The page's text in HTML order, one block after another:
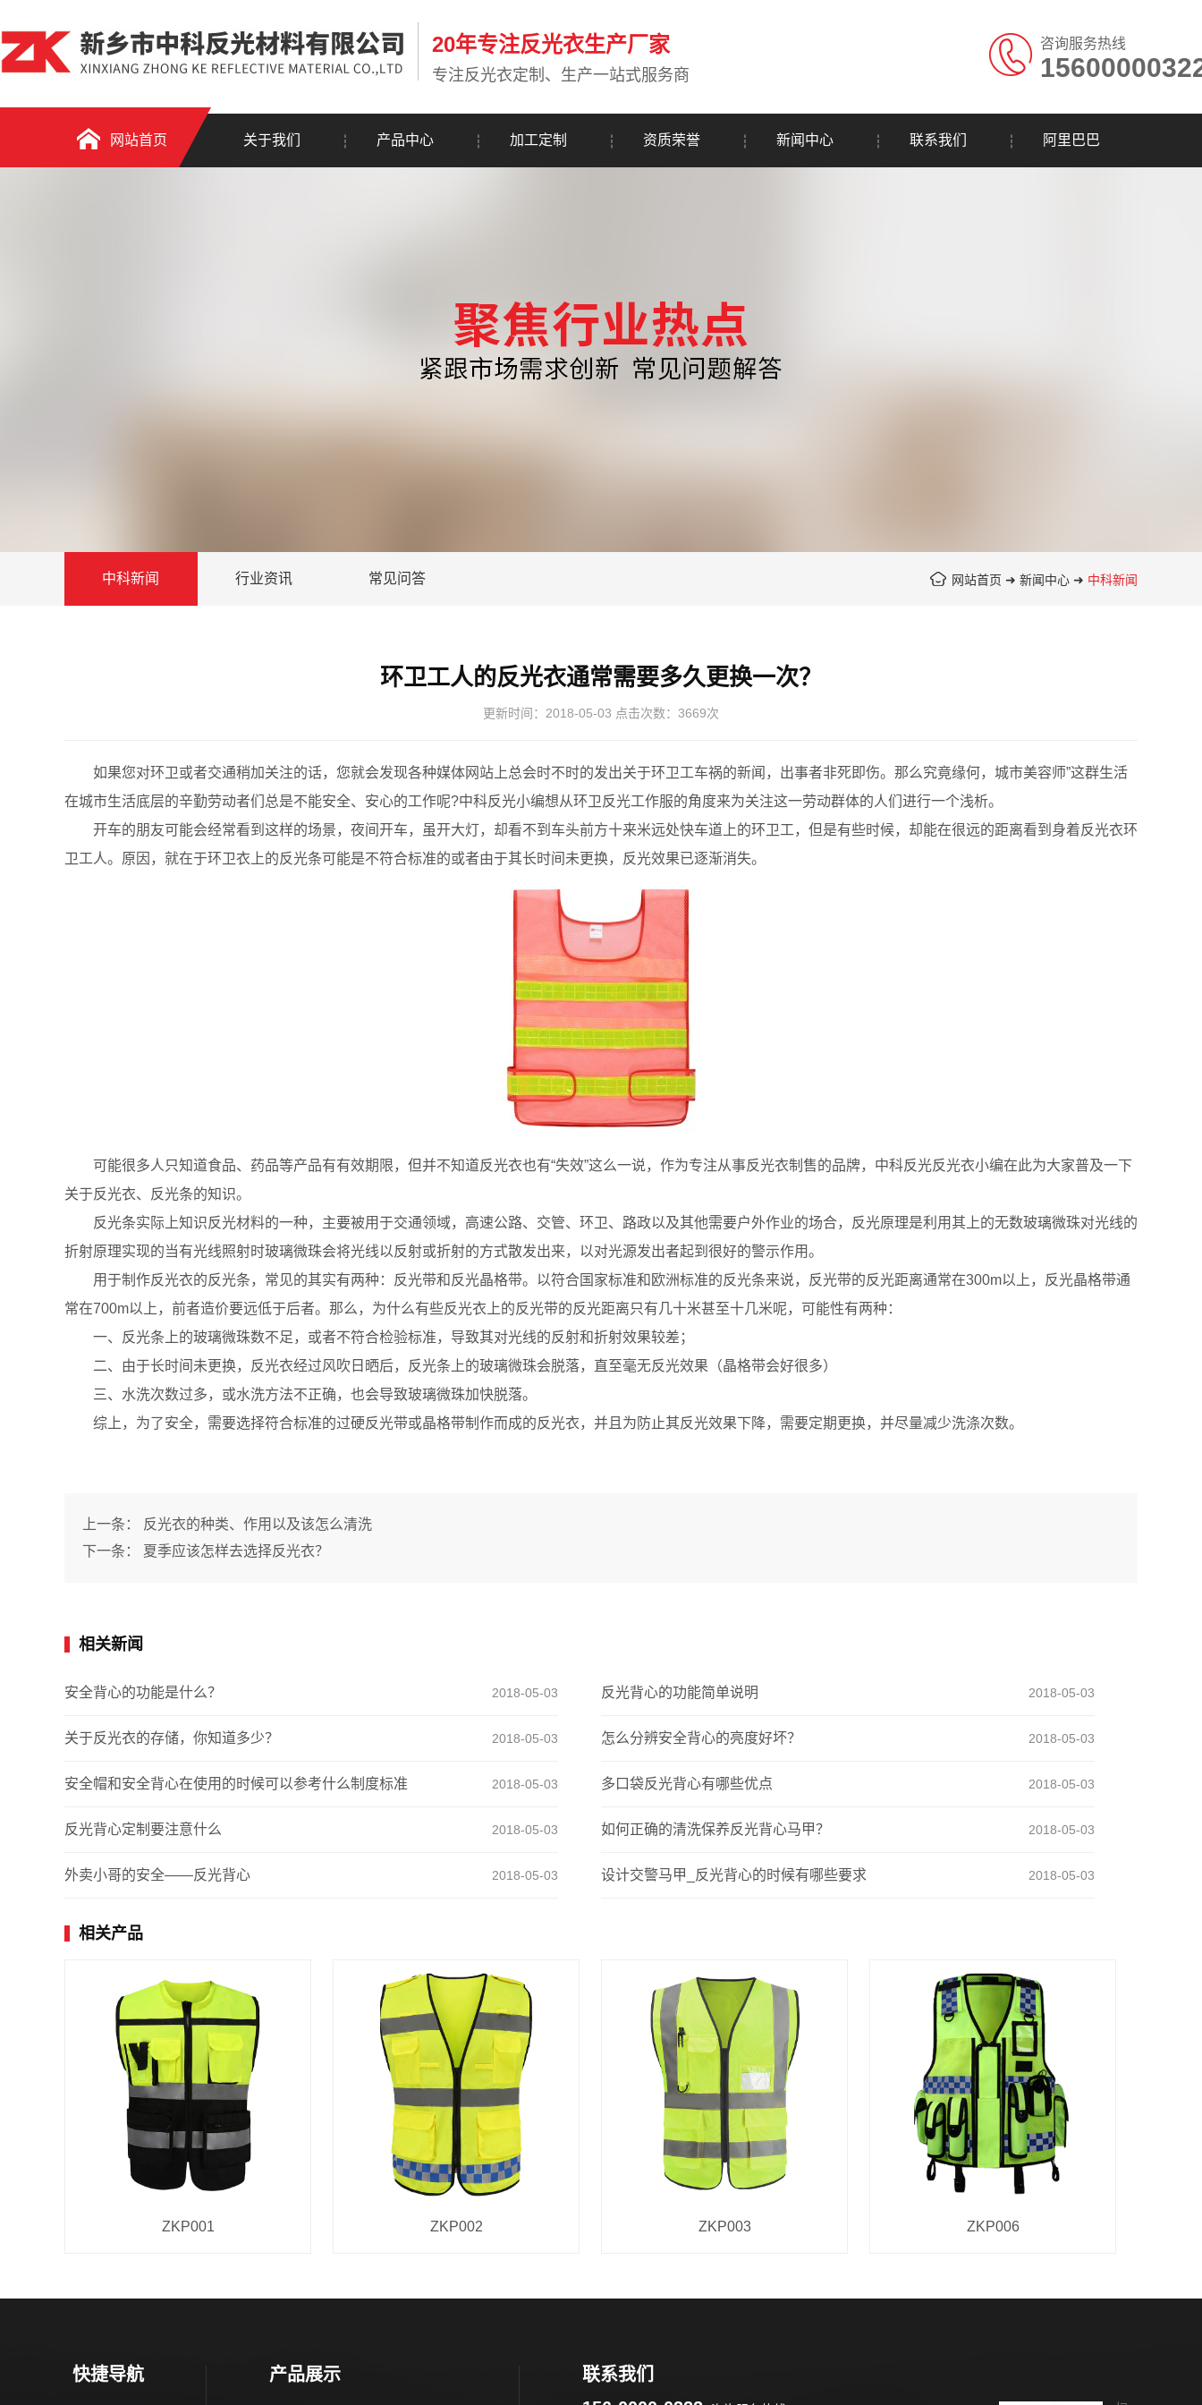
20年专注反光衣生产厂家
专注反光衣定制、生产一站式服务商
咨询服务热线
网站首页 关于我们 产品中心 加工定制 资质荣誉 新闻中心 联系我们 阿里巴巴
网站首页 ➜ 新闻中心 ➜ 中科新闻
中科新闻 行业资讯 常见问答
环卫工人的反光衣通常需要多久更换一次？
更新时间： 2018-05-03 点击次数： 3669次
如果您对环卫或者交通稍加关注的话，您就会发现各种媒体网站上总会时不时的发出关于环卫工车祸的新闻，出事者非死即伤。那么究竟缘何，城市美容师”这群生活
在城市生活底层的辛勤劳动者们总是不能安全、安心的工作呢?中科反光小编想从环卫反光工作服的角度来为关注这一劳动群体的人们进行一个浅析。
开车的朋友可能会经常看到这样的场景，夜间开车，虽开大灯，却看不到车头前方十来米远处快车道上的环卫工，但是有些时候，却能在很远的距离看到身着反光衣环
卫工人。原因，就在于环卫衣上的反光条可能是不符合标准的或者由于其长时间未更换，反光效果已逐渐消失。
可能很多人只知道食品、药品等产品有有效期限，但并不知道反光衣也有“失效”这么一说，作为专注从事反光衣制售的品牌，中科反光反光衣小编在此为大家普及一下
关于反光衣、反光条的知识。
反光条实际上知识反光材料的一种，主要被用于交通领域，高速公路、交管、环卫、路政以及其他需要户外作业的场合，反光原理是利用其上的无数玻璃微珠对光线的
折射原理实现的当有光线照射时玻璃微珠会将光线以反射或折射的方式散发出来，以对光源发出者起到很好的警示作用。
用于制作反光衣的反光条，常见的其实有两种：反光带和反光晶格带。以符合国家标准和欧洲标准的反光条来说，反光带的反光距离通常在300m以上，反光晶格带通
常在700m以上，前者造价要远低于后者。那么，为什么有些反光衣上的反光带的反光距离只有几十米甚至十几米呢，可能性有两种：
一、反光条上的玻璃微珠数不足，或者不符合检验标准，导致其对光线的反射和折射效果较差；
二、由于长时间未更换，反光衣经过风吹日晒后，反光条上的玻璃微珠会脱落，直至毫无反光效果（晶格带会好很多）
三、水洗次数过多，或水洗方法不正确，也会导致玻璃微珠加快脱落。
综上，为了安全，需要选择符合标准的过硬反光带或晶格带制作而成的反光衣，并且为防止其反光效果下降，需要定期更换，并尽量减少洗涤次数。
上一条：
反光衣的种类、作用以及该怎么清洗
下一条： 夏季应该怎样去选择反光衣？
相关新闻
2018-05-03
安全背心的功能是什么？ 2018-05-03
反光背心的功能简单说明
2018-05-03
关于反光衣的存储，你知道多少？ 2018-05-03
怎么分辨安全背心的亮度好坏？
2018-05-03
安全帽和安全背心在使用的时候可以参考什么制度标准 2018-05-03
多口袋反光背心有哪些优点
2018-05-03
反光背心定制要注意什么 2018-05-03
如何正确的清洗保养反光背心马甲？
2018-05-03
外卖小哥的安全——反光背心 2018-05-03
设计交警马甲_反光背心的时候有哪些要求
相关产品
ZKP001 ZKP002 ZKP003 ZKP006
快捷导航 产品展示
联系我们